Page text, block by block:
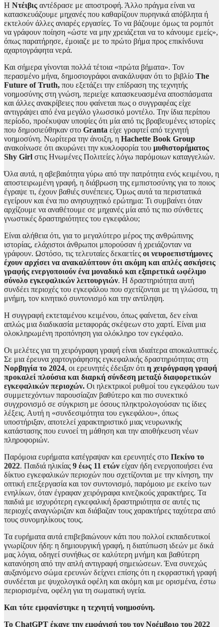
Η Ντέιβις αντέδρασε με αποστροφή. Άλλο πράγμα είναι να
κατασκευάζουμε μηχανές που καθαρίζουν πυρηνικά απόβλητα ή
εκτελούν άλλες ανιαρές εργασίες. Το να βάζουμε όμως τα ρομπότ
να γράφουν ποίηση «ώστε να μην χρειάζεται να το κάνουμε εμείς»,
όπως παρατήρησε, έμοιαζε με το πρώτο βήμα προς επικίνδυνα
αχαρτογράφητα νερά.
Και σήμερα γίνονται πολλά τέτοια «πρώτα βήματα». Τον
περασμένο μήνα, δημοσιογράφοι ανακάλυψαν ότι το βιβλίο The
Future of Truth, που εξετάζει την επίδραση της τεχνητής
νοημοσύνης στη γνώση, περιείχε κατασκευασμένα αποσπάσματα
και άλλες ανακρίβειες που φαίνεται πως ο συγγραφέας είχε
αντιγράψει από ένα μεγάλο γλωσσικό μοντέλο. Την ίδια περίπου
περίοδο, προέκυψαν υποψίες ότι μία από τις βραβευμένες ιστορίες
που δημοσιεύθηκαν στο Granta είχε γραφτεί από τεχνητή
νοημοσύνη. Νωρίτερα την άνοιξη, η Hachette Book Group
ανακοίνωσε ότι ακυρώνει την κυκλοφορία του μυθιστορήματος
Shy Girl στις Ηνωμένες Πολιτείες λόγω παρόμοιων καταγγελιών.
Όλα αυτά, η αβεβαιότητα γύρω από την πατρότητα ενός κειμένου, η
αποστειρωμένη γραφή, η διάβρωση της εμπιστοσύνης για το ποιος
έγραψε τι, έχουν βαθιές συνέπειες. Όμως αυτά τα περιστατικά
εγείρουν και ένα πιο ανησυχητικό ερώτημα: Τι συμβαίνει όταν
αρχίζουμε να αναθέτουμε σε μηχανές μία από τις πιο σύνθετες
γνωστικές δραστηριότητες του εγκεφάλου;
Είναι αλήθεια ότι, για το μεγαλύτερο μέρος της ανθρώπινης
ιστορίας, ελάχιστοι άνθρωποι μπορούσαν ή χρειάζονταν να
γράφουν. Ωστόσο, τις τελευταίες δεκαετίες οι νευροεπιστήμονες
έχουν αρχίσει να ανακαλύπτουν ότι ακόμη και απλές ασκήσεις
γραφής ενεργοποιούν ένα μοναδικό και εξαιρετικά ωφέλιμο
σύνολο εγκεφαλικών λειτουργιών. Η δραστηριότητα αυτή
συνδέει περιοχές του εγκεφάλου που σχετίζονται με τη γλώσσα, τη
μνήμη, τον κινητικό συντονισμό και την αντίληψη.
Η συγγραφή εκτεταμένου κειμένου, όπως φαίνεται, δεν είναι
απλώς μια διαδικασία μεταφοράς σκέψεων στο χαρτί. Είναι μια
ολοκληρωμένη προπόνηση για ολόκληρο τον εγκέφαλο.
Οι μελέτες για τη χειρόγραφη γραφή είναι ιδιαίτερα αποκαλυπτικές.
Σε μια έρευνα χαρτογράφησης εγκεφαλικής δραστηριότητας στη
Νορβηγία το 2024, οι ερευνητές έδειξαν ότι η χειρόγραφη γραφή
προκαλεί πλούσια και διαρκή σύνδεση μεταξύ διαφορετικών
εγκεφαλικών περιοχών. Οι ηλεκτρικοί ρυθμοί του εγκεφάλου των
συμμετεχόντων παρουσίαζαν βαθύτερο και πιο συνεκτικό
συγχρονισμό σε σύγκριση με όσους πληκτρολογούσαν τις ίδιες
λέξεις. Αυτή η «συνδεσιμότητα του εγκεφάλου», όπως
υποστήριξαν, αποτελεί χαρακτηριστικό μιας νευρωνικής
κατάστασης που ευνοεί τη μάθηση και την αποθήκευση νέων
πληροφοριών.
Παρόμοια ευρήματα κατέγραψαν και ερευνητές στο Πεκίνο το
2022. Παιδιά ηλικίας 9 έως 11 ετών είχαν ήδη ενεργοποιήσει ένα
δίκτυο εγκεφαλικών περιοχών που σχετίζονται με την κίνηση, την
οπτική επεξεργασία και τον συντονισμό, παρόμοιο με εκείνο των
ενηλίκων, όταν έγραφαν χειρόγραφα κινεζικούς χαρακτήρες. Τα
παιδιά με ισχυρότερη εγκεφαλική δραστηριότητα σε αυτές τις
περιοχές αναγνώριζαν και διάβαζαν τους χαρακτήρες ταχύτερα από
τους συνομηλίκους τους.
Τα ευρήματα αυτά επιβεβαιώνουν κάτι που πολλοί εκπαιδευτικοί
γνωρίζουν ήδη: η δημιουργική γραφή, η διατύπωση ιδεών με δικά
μας λόγια, οδηγεί συνήθως σε καλύτερη μνήμη και βαθύτερη
κατανόηση από την απλή αντιγραφή σημειώσεων. Ένα συνεχώς
αυξανόμενο σώμα ερευνών δείχνει επίσης ότι η εκφραστική γραφή
συνδέεται με ψυχολογικά οφέλη και ακόμη και με ορισμένα, έστω
περιορισμένα, οφέλη για τη σωματική υγεία.
Και τότε εμφανίστηκε η τεχνητή νοημοσύνη.
Το ChatGPT έκανε την εμφάνισή του τον Νοέμβριο του 2022